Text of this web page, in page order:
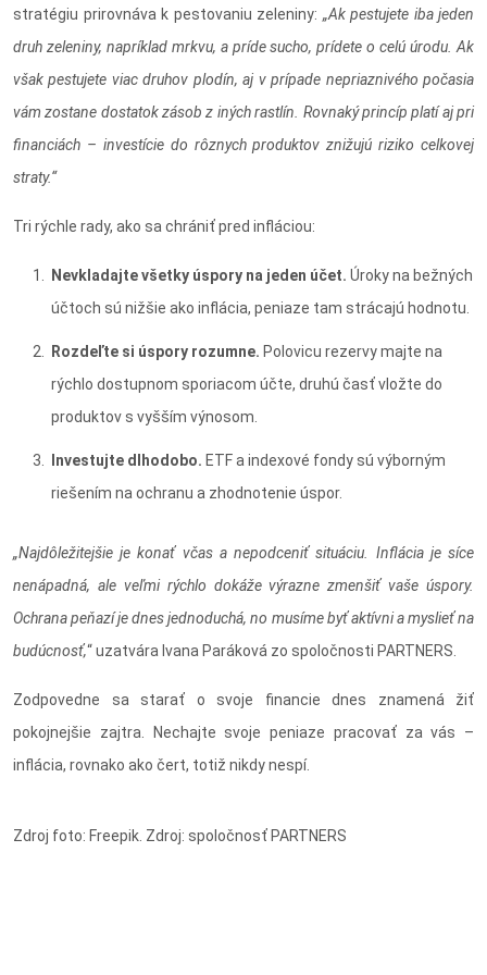
stratégiu prirovnáva k pestovaniu zeleniny: „Ak pestujete iba jeden
druh zeleniny, napríklad mrkvu, a príde sucho, prídete o celú úrodu. Ak
však pestujete viac druhov plodín, aj v prípade nepriaznivého počasia
vám zostane dostatok zásob z iných rastlín. Rovnaký princíp platí aj pri
financiách – investície do rôznych produktov znižujú riziko celkovej
straty.“
Tri rýchle rady, ako sa chrániť pred infláciou:
Nevkladajte všetky úspory na jeden účet. Úroky na bežných
účtoch sú nižšie ako inflácia, peniaze tam strácajú hodnotu.
Rozdeľte si úspory rozumne. Polovicu rezervy majte na
rýchlo dostupnom sporiacom účte, druhú časť vložte do
produktov s vyšším výnosom.
Investujte dlhodobo. ETF a indexové fondy sú výborným
riešením na ochranu a zhodnotenie úspor.
„Najdôležitejšie je konať včas a nepodceniť situáciu. Inflácia je síce
nenápadná, ale veľmi rýchlo dokáže výrazne zmenšiť vaše úspory.
Ochrana peňazí je dnes jednoduchá, no musíme byť aktívni a myslieť na
budúcnosť,“ uzatvára Ivana Paráková zo spoločnosti PARTNERS.
Zodpovedne sa starať o svoje financie dnes znamená žiť
pokojnejšie zajtra. Nechajte svoje peniaze pracovať za vás –
inflácia, rovnako ako čert, totiž nikdy nespí.
Zdroj foto: Freepik. Zdroj: spoločnosť PARTNERS